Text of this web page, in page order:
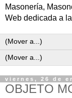
Masonería,
Web dedicada a
viernes, 26 de
OBJETO